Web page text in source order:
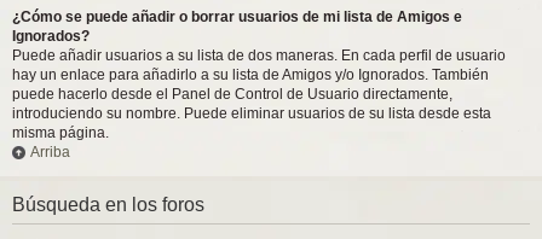
¿Cómo se puede añadir o borrar usuarios de mi lista de Amigos e
Ignorados?
Puede añadir usuarios a su lista de dos maneras. En cada perfil de usuario
hay un enlace para añadirlo a su lista de Amigos y/o Ignorados. También
puede hacerlo desde el Panel de Control de Usuario directamente,
introduciendo su nombre. Puede eliminar usuarios de su lista desde esta
misma página.
Arriba
Búsqueda en los foros